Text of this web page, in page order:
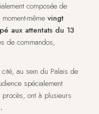
composée de
même vingt
aux attentats du 13
de commandos,
au sein du Palais de
spécialement
ont à plusieurs